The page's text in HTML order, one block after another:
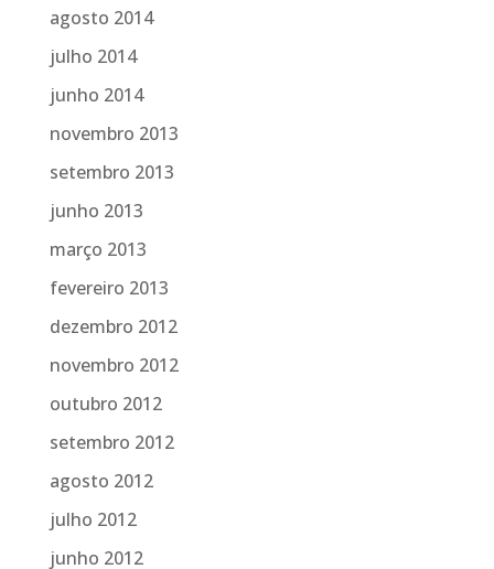
agosto 2014
julho 2014
junho 2014
novembro 2013
setembro 2013
junho 2013
março 2013
fevereiro 2013
dezembro 2012
novembro 2012
outubro 2012
setembro 2012
agosto 2012
julho 2012
junho 2012